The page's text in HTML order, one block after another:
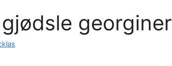
georginer